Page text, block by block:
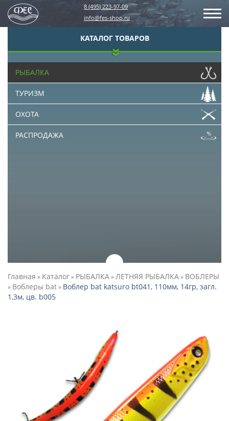
8 (495) 223-97-09
info@fes-shop.ru
КАТАЛОГ ТОВАРОВ
РЫБАЛКА
ТУРИЗМ
ОХОТА
РАСПРОДАЖА
Главная » Каталог» РЫБАЛКА»ЛЕТНЯЯ РЫБАЛКА» ВОБЛЕРЫ
» Воблеры bat» Воблер bat katsuro bt041, 110мм, 14гр, загл.
1,3м, цв. b005